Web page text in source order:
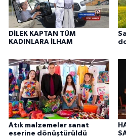
DİLEK KAPTAN TÜM
KADINLARA İLHAM
Atık malzemeler sanat
eserine dönüştürüldü